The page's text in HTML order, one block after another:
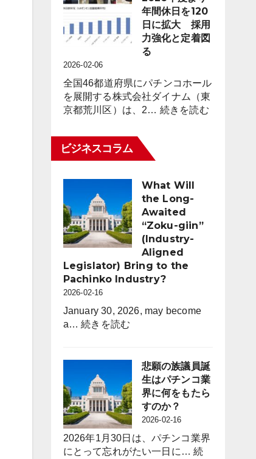
台
少
年
2
月
末
点
動
向
レ
for
パ
チ
（3
月
年間休日を120
日に拡大 採用
力強化と定着図
る
2026-02-06
全国46都道府県にパチンコホール
を展開する株式会社ダイナム（東
京都荒川区）は、2… 続きを読む:
大
採
用
ビジネスコラム
What Will
the Long-
Awaited
“Zoku-giin”
(Industry-
Aligned
Legislator) Bring to the
Pachinko Industry?
2026-02-16
January 30, 2026, may become
a…続きを読む
the
Long-
Awaited
“Zoku-
giin”
(Industry-
Aligned
悲願の族議員誕
生はパチンコ業
界に何をもたら
すのか？
2026-02-16
2026年1月30日は、パチンコ業界
にとって忘れがたい一日に…続